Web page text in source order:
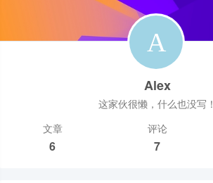
Alex
这家伙很懒，什么也没写！
文章
6
评论
7